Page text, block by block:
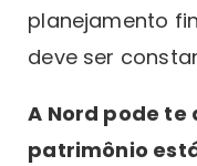
planejamento
deve ser
A Nord pode te
patrimônio